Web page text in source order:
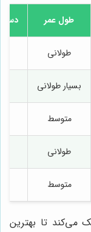
طول عمر
طولانی
بسیار طولانی
متوسط
طولانی
متوسط
می‌کند تا بهترین